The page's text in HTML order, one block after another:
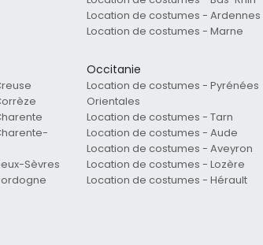
Location de costumes - Ardennes
Location de costumes - Marne
Sèvres
Occitanie
Location de costumes - Pyrénées
Orientales
Location de costumes - Tarn
Location de costumes - Aude
Location de costumes - Aveyron
Location de costumes - Lozère
Location de costumes - Hérault